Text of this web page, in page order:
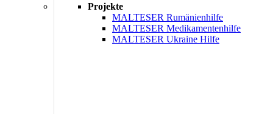
Projekte
MALTESER Rumänienhilfe
MALTESER Medikamentenhilfe
MALTESER Ukraine Hilfe